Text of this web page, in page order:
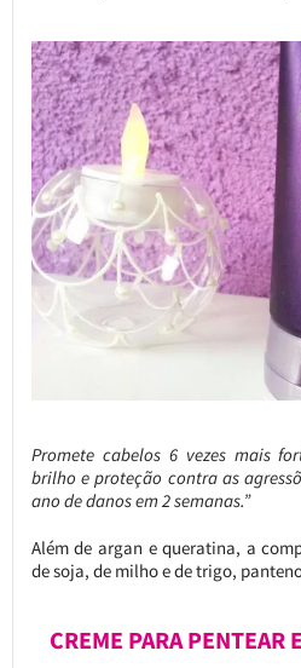
Promete cabelos 6 vezes mais
brilho e proteção contra as
ano de danos em 2 semanas.”
Além de argan e queratina, a
de soja, de milho e de trigo,
CREME PARA PENTEAR